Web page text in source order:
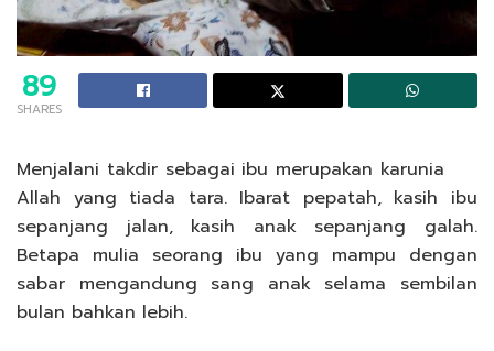
89
SHARES
Menjalani takdir sebagai ibu merupakan karunia
Allah yang tiada tara. Ibarat pepatah, kasih ibu
sepanjang jalan, kasih anak sepanjang galah.
Betapa mulia seorang ibu yang mampu dengan
sabar mengandung sang anak selama sembilan
bulan bahkan lebih.